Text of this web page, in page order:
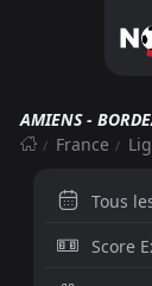
AMIENS -
France
Tous
Score